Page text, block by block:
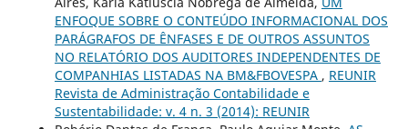
ENFOQUE SOBRE O CONTEÚDO INFORMACIONAL DOS
PARÁGRAFOS DE ÊNFASES E DE OUTROS ASSUNTOS
NO RELATÓRIO DOS AUDITORES INDEPENDENTES DE
COMPANHIAS LISTADAS NA BM&FBOVESPA , REUNIR
Revista de Administração Contabilidade e
Sustentabilidade: v. 4 n. 3 (2014): REUNIR